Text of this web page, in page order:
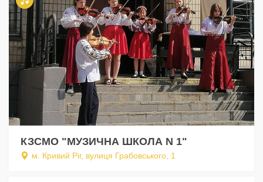
КЗСМО "МУЗИЧНА ШКОЛА N 1"
м. Кривий Ріг, вулиця Грабовського, 1